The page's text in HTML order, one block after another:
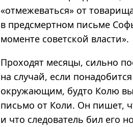
«отмежеваться» от
в предсмертном письме
моменте советской власти».
Проходят месяцы, сильно
на случай, если
окружающим, будто Колю
письмо от Коли. Он пишет,
и что следователь бил его